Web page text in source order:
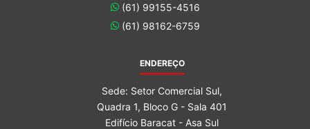
(61) 99155-4516
(61) 98162-6759
ENDEREÇO
Sede: Setor Comercial Sul,
Quadra 1, Bloco G - Sala 401
Edifício Baracat - Asa Sul